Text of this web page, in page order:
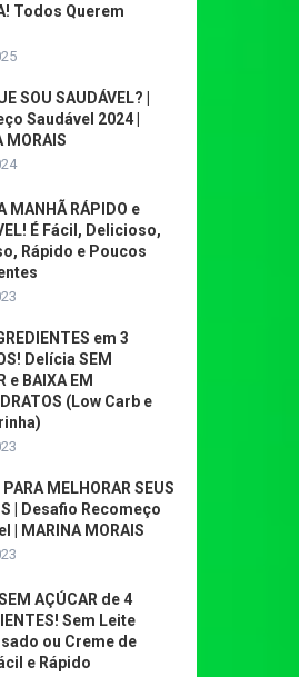
Todos Querem
SOU SAUDÁVEL? |
Saudável 2024 |
MORAIS
MANHÃ RÁPIDO e
É Fácil, Delicioso,
Rápido e Poucos
em 3
Delícia SEM
e BAIXA EM
(Low Carb e
MELHORAR SEUS
| Desafio Recomeço
| MARINA MORAIS
AÇÚCAR de 4
Sem Leite
ou Creme de
e Rápido